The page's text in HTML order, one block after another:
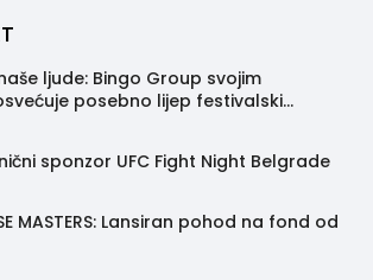
ljude: Bingo Group svojim
posebno lijep festivalski
sponzor UFC Fight Night Belgrade
MASTERS: Lansiran pohod na fond od